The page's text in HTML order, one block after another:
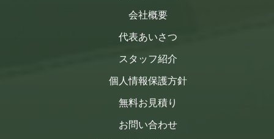
会社概要
代表あいさつ
スタッフ紹介
個人情報保護方針
無料お見積り
お問い合わせ